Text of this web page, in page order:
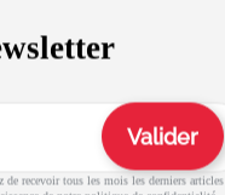
Valider
de recevoir tous les mois les derniers articles